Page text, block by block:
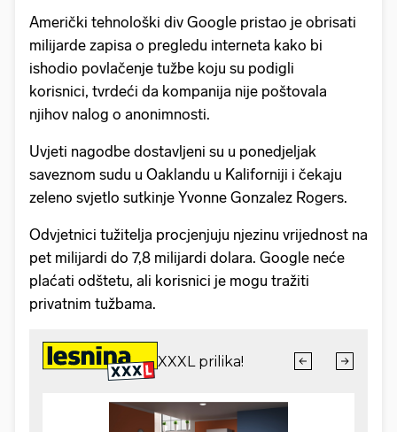
Američki tehnološki div Google pristao je obrisati
milijarde zapisa o pregledu interneta kako bi
ishodio povlačenje tužbe koju su podigli
korisnici, tvrdeći da kompanija nije poštovala
njihov nalog o anonimnosti.
Uvjeti nagodbe dostavljeni su u ponedjeljak
saveznom sudu u Oaklandu u Kaliforniji i čekaju
zeleno svjetlo sutkinje Yvonne Gonzalez Rogers.
Odvjetnici tužitelja procjenjuju njezinu vrijednost na
pet milijardi do 7,8 milijardi dolara. Google neće
plaćati odštetu, ali korisnici je mogu tražiti
privatnim tužbama.